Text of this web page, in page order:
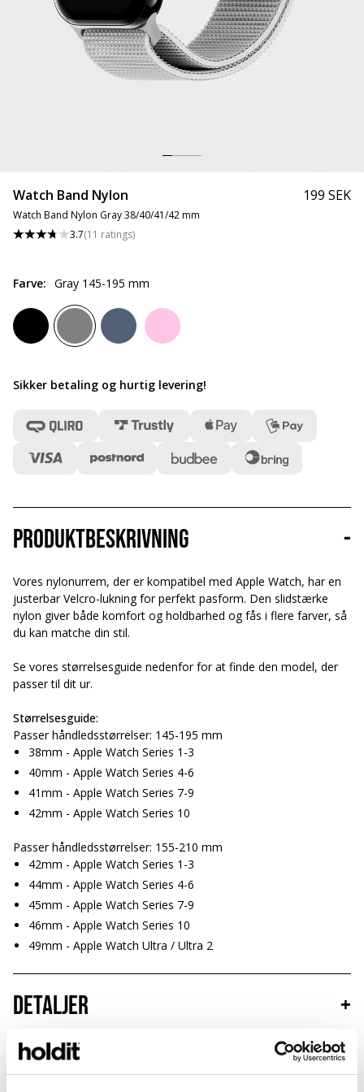
Watch Band Nylon
Watch Band Nylon Gray 38/40/41/42 mm
3.7(11 ratings)
199 SEK
Farve: Gray 145-195 mm
Sikker betaling og hurtig levering!
Produktbeskrivning -
Vores nylonurrem, der er kompatibel med Apple Watch, har en
justerbar Velcro-lukning for perfekt pasform. Den slidstærke
nylon giver både komfort og holdbarhed og fås i flere farver, så
du kan matche din stil.
Se vores størrelsesguide nedenfor for at finde den model, der
passer til dit ur.
Størrelsesguide:
Passer håndledsstørrelser: 145-195 mm
38mm - Apple Watch Series 1-3
40mm - Apple Watch Series 4-6
41mm - Apple Watch Series 7-9
42mm - Apple Watch Series 10
Passer håndledsstørrelser: 155-210 mm
42mm - Apple Watch Series 1-3
44mm - Apple Watch Series 4-6
45mm - Apple Watch Series 7-9
46mm - Apple Watch Series 10
49mm - Apple Watch Ultra / Ultra 2
Detaljer +
Hållbarhet +